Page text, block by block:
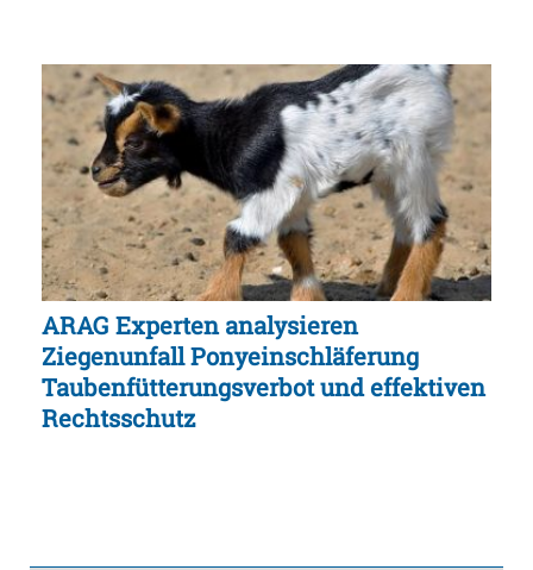
ARAG Experten analysieren
Ziegenunfall Ponyeinschläferung
Taubenfütterungsverbot und effektiven
Rechtsschutz